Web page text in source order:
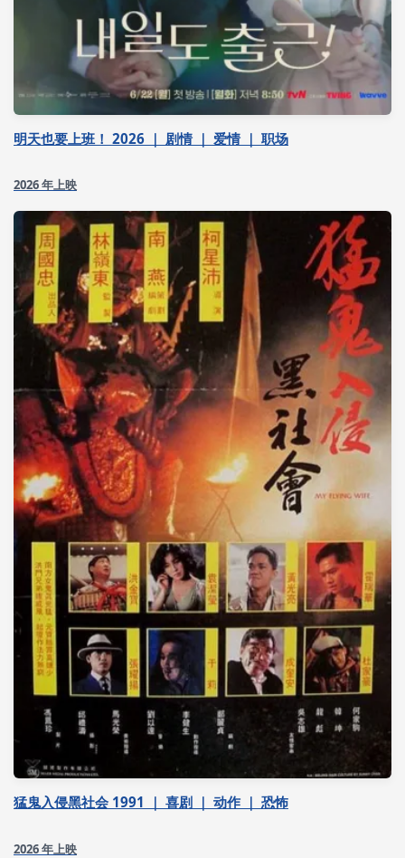
明天也要上班！ 2026 ｜ 剧情 ｜ 爱情 ｜ 职场
2026 年上映
猛鬼入侵黑社会 1991 ｜ 喜剧 ｜ 动作 ｜ 恐怖
2026 年上映